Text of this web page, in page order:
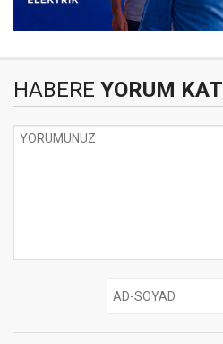
HABERE YORUM KAT